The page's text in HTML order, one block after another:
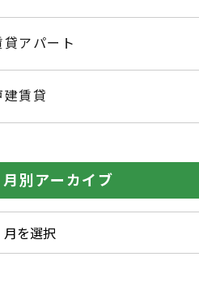
貸アパート
建賃貸
月別アーカイブ